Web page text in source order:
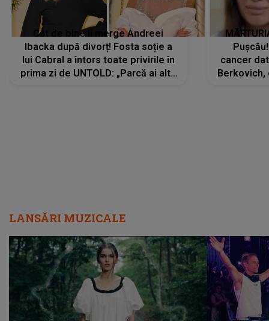
Cât de bine îi merge Andreei
Ibacka după divorț! Fosta soție a
lui Cabral a întors toate privirile în
prima zi de UNTOLD: „Parcă ai altă
cancer
Berkovich,
LANSĂRI MUZICALE